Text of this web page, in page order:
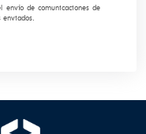
de comunicaciones de